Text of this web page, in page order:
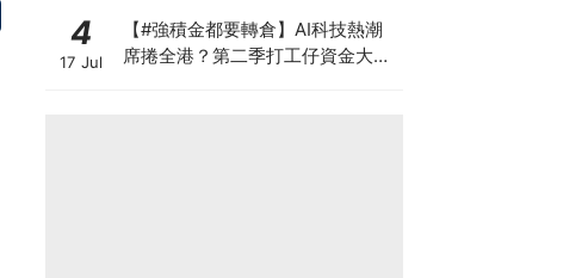
4
17 Jul
【#強積金都要轉倉】AI科技熱潮
席捲全港？第二季打工仔資金大遷